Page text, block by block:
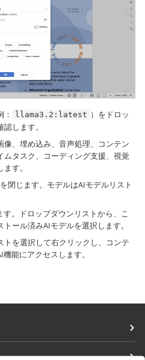
llama3.2:latest ）をドロッ
します。
、埋め込み、音声処理、コンテン
タスク、コーディング支援、視覚
す。
閉じます。モデルはAIモデルリスト
。ドロップダウンリストから、こ
ール済みAIモデルを選択します。
トを選択して右クリックし、コンテ
能にアクセスします。